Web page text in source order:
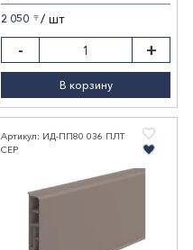
2 050 〒 / шт
- +
В корзину
Артикул: ИД-ПП80 036 ПЛТ
СЕР